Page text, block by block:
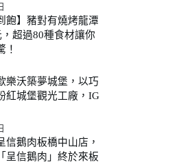
飽】豬對有燒烤龍潭
超過80種食材讓你
！
樂沃築夢城堡，以巧
紅城堡觀光工廠，IG
信鵝肉板橋中山店，
呈信鵝肉」終於來板